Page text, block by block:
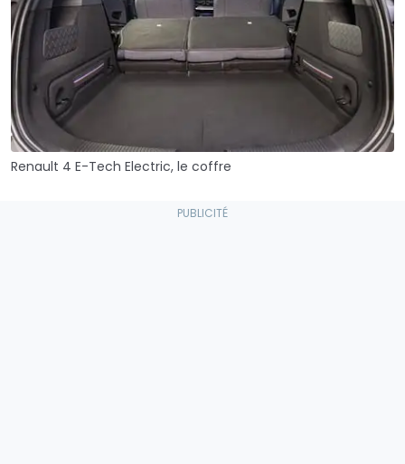
Renault 4 E-Tech Electric, le coffre